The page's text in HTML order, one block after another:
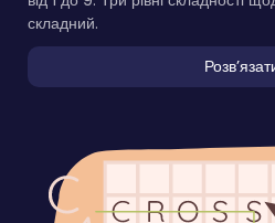
складний.